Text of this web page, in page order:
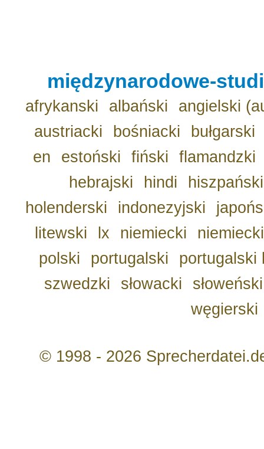
międzynarodowe-
afrykanski albański
angielski
austriacki
bośniacki
bułgarski
en
estoński fiński
flamandzki
hebrajski
hindi
hiszpański
holenderski
indonezyjski
litewski
lx niemiecki
polski
portugalski
portugalski
szwedzki
słowacki
słoweński
węgierski
© 1998 - 2026